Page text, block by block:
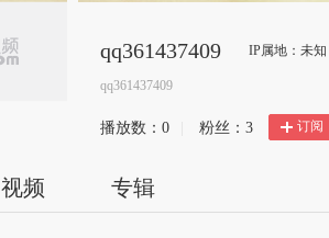
qq361437409 IP属地：未知
qq361437409
播放数： 0 粉丝： 3 订阅
视频 专辑